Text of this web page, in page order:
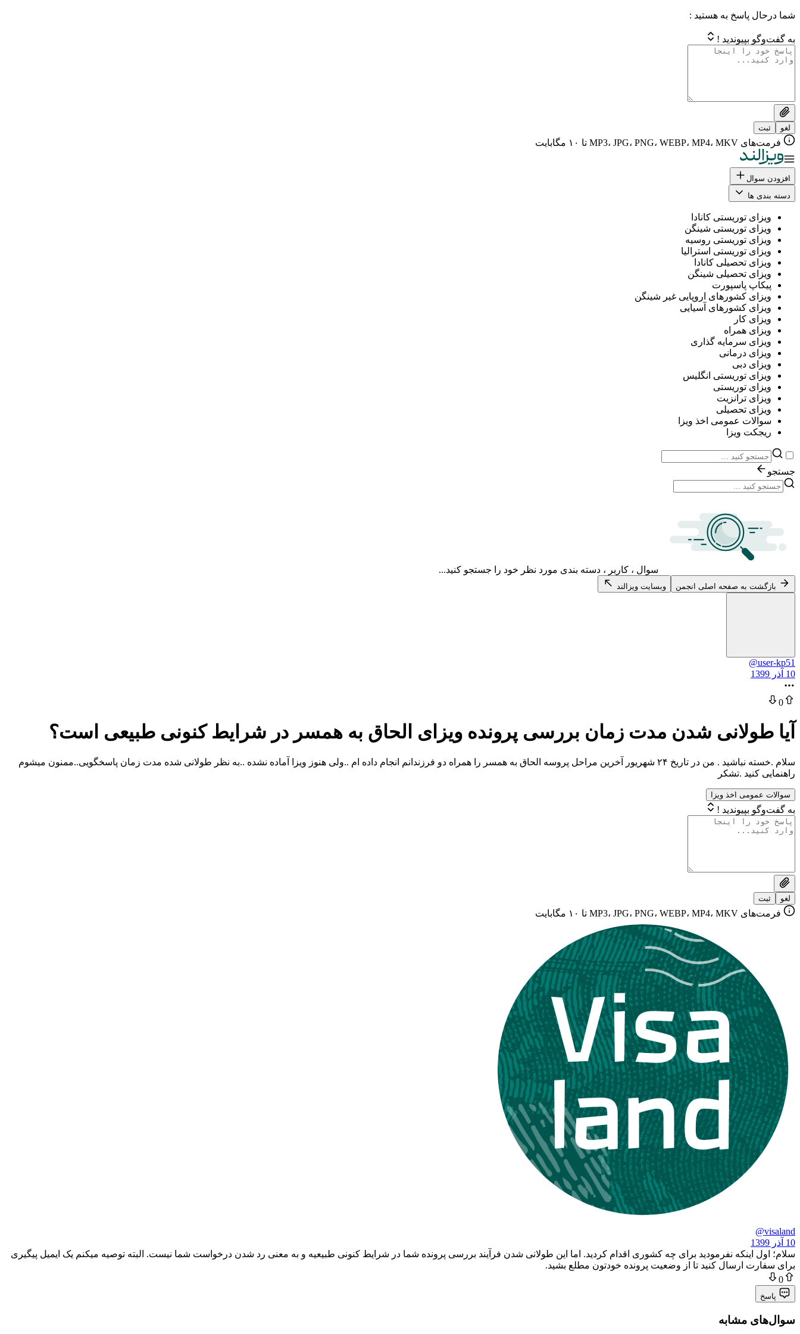
شما درحال پاسخ به هستید :
به گفت‌وگو بپیوندید !
لغو ثبت
فرمت‌های MP3، JPG، PNG، WEBP، MP4، MKV تا ۱۰ مگابایت
افزودن سوال
دسته بندی ها
ویزای توریستی کانادا
ویزای توریستی شینگن
ویزای توریستی روسیه
ویزای توریستی استرالیا
ویزای تحصیلی کانادا
ویزای تحصیلی شینگن
پیکاپ پاسپورت
ویزای کشورهای اروپایی غیر شینگن
ویزای کشورهای آسیایی
ویزای کار
ویزای همراه
ویزای سرمایه گذاری
ویزای درمانی
ویزای دبی
ویزای توریستی انگلیس
ویزای توریستی
ویزای ترانزیت
ویزای تحصیلی
سوالات عمومی اخذ ویزا
ریجکت ویزا
جستجو
سوال ، کاربر ، دسته بندی مورد نظر خود را جستجو کنید...
بازگشت به صفحه اصلی انجمن وبسایت ویزالند
@user-kp51
10 آذر 1399
0
آیا طولانی شدن مدت زمان بررسی پرونده ویزای الحاق به همسر در شرایط کنونی طبیعی است؟
سلام .خسته نباشید . من در تاریخ ۲۴ شهریور آخرین مراحل پروسه الحاق به همسر را همراه دو فرزندانم انجام داده ام ..ولی هنوز ویزا آماده نشده ..به نظر طولانی شده مدت زمان پاسخگویی..ممنون میشوم
راهنمایی کنید .تشکر
سوالات عمومی اخذ ویزا
به گفت‌وگو بپیوندید !
لغو ثبت
فرمت‌های MP3، JPG، PNG، WEBP، MP4، MKV تا ۱۰ مگابایت
@visaland
10 آذر 1399
سلام؛ اول اینکه نفرمودید برای چه کشوری اقدام کردید. اما این طولانی شدن فرآیند بررسی پرونده شما در شرایط کنونی طبیعیه و به معنی رد شدن درخواست شما نیست. البته توصیه میکنم یک ایمیل پیگیری
برای سفارت ارسال کنید تا از وضعیت پرونده خودتون مطلع بشید.
0
پاسخ
سوال‌های مشابه